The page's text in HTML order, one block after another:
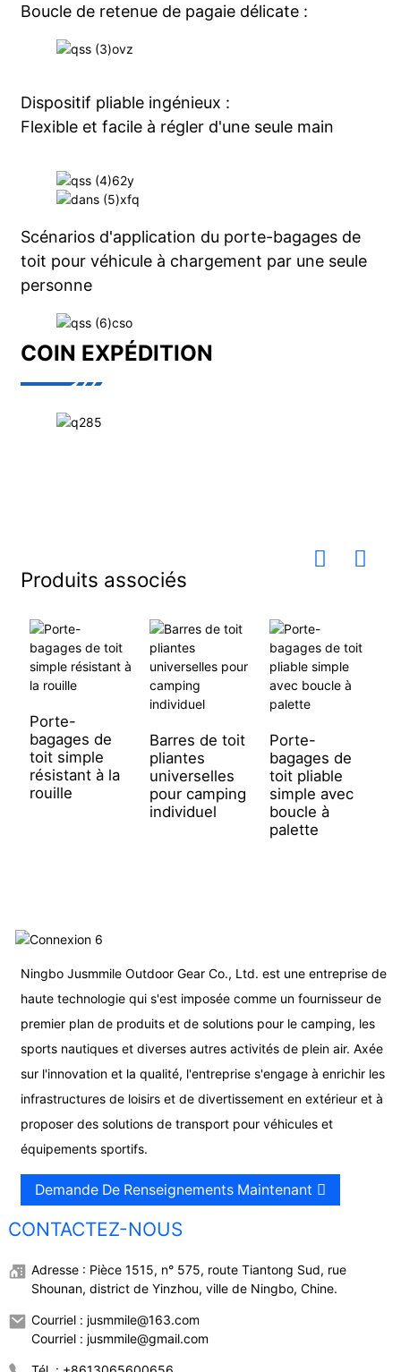
Boucle de retenue de pagaie délicate :
Dispositif pliable ingénieux :
Flexible et facile à régler d'une seule main
Scénarios d'application du porte-bagages de
toit pour véhicule à chargement par une seule
personne
COIN EXPÉDITION
Produits associés
Porte-
bagages de
toit simple
résistant à la
rouille
Barres de toit
pliantes
universelles
pour camping
individuel
Porte-
bagages de
toit pliable
simple avec
boucle à
palette
Ningbo Jusmmile Outdoor Gear Co., Ltd. est une entreprise de
haute technologie qui s'est imposée comme un fournisseur de
premier plan de produits et de solutions pour le camping, les
sports nautiques et diverses autres activités de plein air. Axée
sur l'innovation et la qualité, l'entreprise s'engage à enrichir les
infrastructures de loisirs et de divertissement en extérieur et à
proposer des solutions de transport pour véhicules et
équipements sportifs.
Demande De Renseignements Maintenant
CONTACTEZ-NOUS
Adresse : Pièce 1515, n° 575, route Tiantong Sud, rue
Shounan, district de Yinzhou, ville de Ningbo, Chine.
Courriel : jusmmile@163.com
Courriel : jusmmile@gmail.com